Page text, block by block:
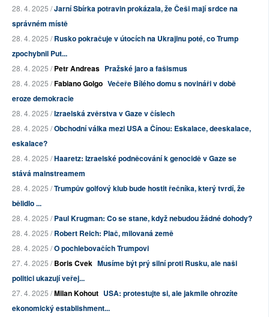
28. 4. 2025 /Jarní Sbírka potravin prokázala, že Češi mají srdce na
správném místě
28. 4. 2025 /Rusko pokračuje v útocích na Ukrajinu poté, co Trump
zpochybnil Put...
28. 4. 2025 /Petr Andreas Pražské jaro a fašismus
28. 4. 2025 /Fabiano Golgo Večeře Bílého domu s novináři v době
eroze demokracie
28. 4. 2025 /Izraelská zvěrstva v Gaze v číslech
28. 4. 2025 /Obchodní válka mezi USA a Čínou: Eskalace, deeskalace,
eskalace?
28. 4. 2025 /Haaretz: Izraelské podněcování k genocidě v Gaze se
stává mainstreamem
28. 4. 2025 /Trumpův golfový klub bude hostit řečníka, který tvrdí, že
bělidlo ...
28. 4. 2025 /Paul Krugman: Co se stane, když nebudou žádné dohody?
28. 4. 2025 /Robert Reich: Plač, milovaná země
28. 4. 2025 /O pochlebovačích Trumpovi
27. 4. 2025 /Boris Cvek Musíme být prý silní proti Rusku, ale naši
politici ukazují veřej...
27. 4. 2025 /Milan Kohout USA: protestujte si, ale jakmile ohrozíte
ekonomický establishment...